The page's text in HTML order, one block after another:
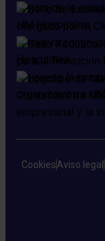
CookiesAviso legal